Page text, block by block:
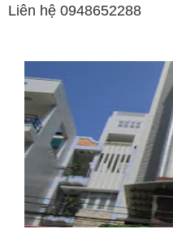
Liên hệ 0948652288